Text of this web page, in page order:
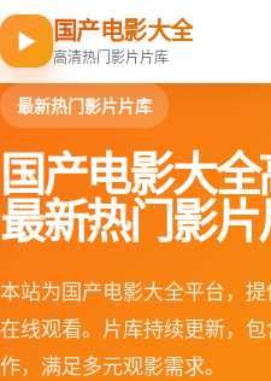
▶ 国产电影大全
高清热门影片片库
最新热门影片片库
国产电影大
最新热门影
本站为国产电影大全平台，
在线观看。片库持续更新，
作，满足多元观影需求。